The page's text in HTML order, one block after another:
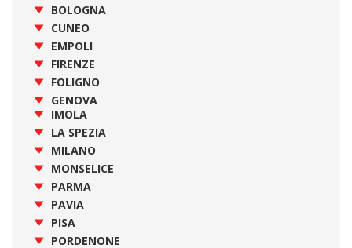
BOLOGNA
CUNEO
EMPOLI
FIRENZE
FOLIGNO
GENOVA
IMOLA
LA SPEZIA
MILANO
MONSELICE
PARMA
PAVIA
PISA
PORDENONE